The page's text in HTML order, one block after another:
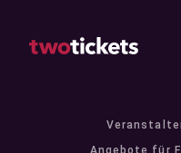
Angebote für